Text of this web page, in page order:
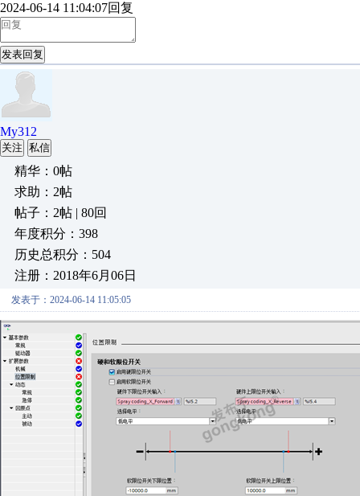
2024-06-14 11:04:07回复
发表回复
My312
关注 私信
精华：0帖
求助：2帖
帖子：2帖 | 80回
年度积分：398
历史总积分：504
注册：2018年6月06日
发表于：2024-06-14 11:05:05